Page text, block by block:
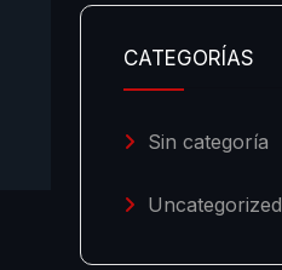
CATEGORÍAS
Sin categoría
Uncategorized